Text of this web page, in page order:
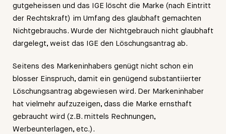
gutgeheissen und das IGE löscht die Marke (nach Eintritt
der Rechtskraft) im Umfang des glaubhaft gemachten
Nichtgebrauchs. Wurde der Nichtgebrauch nicht glaubhaft
dargelegt, weist das IGE den Löschungsantrag ab.
Seitens des Markeninhabers genügt nicht schon ein
blosser Einspruch, damit ein genügend substantiierter
Löschungsantrag abgewiesen wird. Der Markeninhaber
hat vielmehr aufzuzeigen, dass die Marke ernsthaft
gebraucht wird (z.B. mittels Rechnungen,
Werbeunterlagen, etc.).